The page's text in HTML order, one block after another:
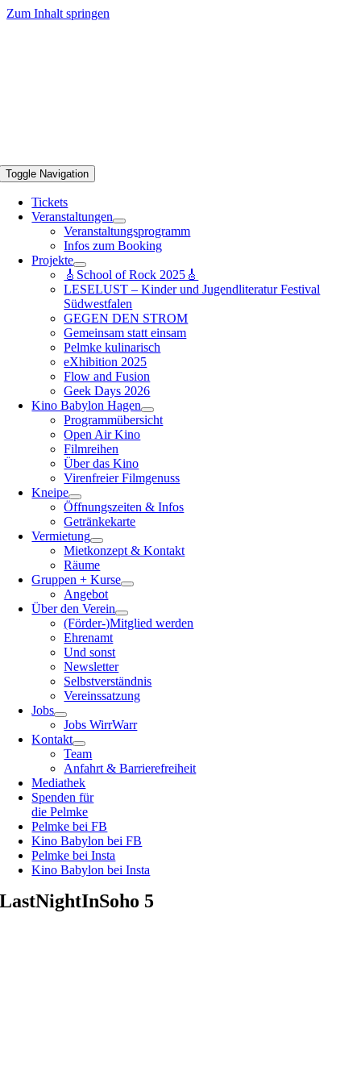
Zum Inhalt springen
Toggle Navigation
Tickets
Veranstaltungen
Veranstaltungsprogramm
Infos zum Booking
Projekte
🎸School of Rock 2025🎸
LESELUST – Kinder und Jugendliteratur Festival
Südwestfalen
GEGEN DEN STROM
Gemeinsam statt einsam
Pelmke kulinarisch
eXhibition 2025
Flow and Fusion
Geek Days 2026
Kino Babylon Hagen
Programmübersicht
Open Air Kino
Filmreihen
Über das Kino
Virenfreier Filmgenuss
Kneipe
Öffnungszeiten & Infos
Getränkekarte
Vermietung
Mietkonzept & Kontakt
Räume
Gruppen + Kurse
Angebot
Über den Verein
(Förder-)Mitglied werden
Ehrenamt
Und sonst
Newsletter
Selbstverständnis
Vereinssatzung
Jobs
Jobs WirrWarr
Kontakt
Team
Anfahrt & Barrierefreiheit
Mediathek
Spenden für
die Pelmke
Pelmke bei FB
Kino Babylon bei FB
Pelmke bei Insta
Kino Babylon bei Insta
LastNightInSoho 5